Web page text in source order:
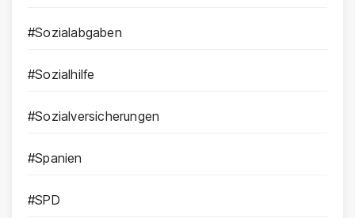
#Sozialabgaben
#Sozialhilfe
#Sozialversicherungen
#Spanien
#SPD